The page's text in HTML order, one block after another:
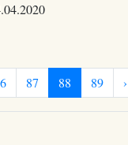
87 88 89 ›